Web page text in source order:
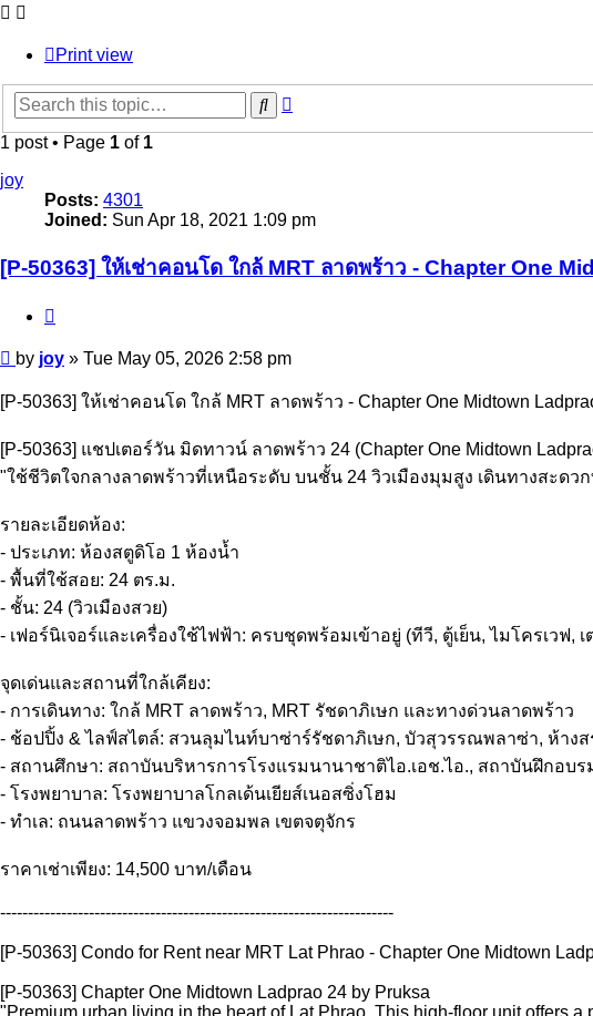
Print view
Search
1 post • Page 1 of 1
joy
Posts: 4301
Joined: Sun Apr 18, 2021 1:09 pm
[P-50363] ให้เช่าคอนโด ใกล้ MRT ลาดพร้าว - Chapter One
Post
by joy » Tue May 05, 2026 2:58 pm
[P-50363] ให้เช่าคอนโด ใกล้ MRT ลาดพร้าว - Chapter One Midtown
[P-50363] แชปเตอร์วัน มิดทาวน์ ลาดพร้าว 24 (Chapter One Midtown
"ใช้ชีวิตใจกลางลาดพร้าวที่เหนือระดับ บนชั้น 24 วิวเมืองมุมสูง เดินทางสะดว
รายละเอียดห้อง:
- ประเภท: ห้องสตูดิโอ 1 ห้องน้ำ
- พื้นที่ใช้สอย: 24 ตร.ม.
- ชั้น: 24 (วิวเมืองสวย)
- เฟอร์นิเจอร์และเครื่องใช้ไฟฟ้า: ครบชุดพร้อมเข้าอยู่ (ทีวี, ตู้เย็น, ไมโครเวฟ,
จุดเด่นและสถานที่ใกล้เคียง:
- การเดินทาง: ใกล้ MRT ลาดพร้าว, MRT รัชดาภิเษก และทางด่วนลาดพร้าว
- ช้อปปิ้ง & ไลฟ์สไตล์: สวนลุมไนท์บาซ่าร์รัชดาภิเษก, บัวสุวรรณพลาซ่า, ห้า
- สถานศึกษา: สถาบันบริหารการโรงแรมนานาชาติไอ.เอช.ไอ., สถาบันฝึกอบร
- โรงพยาบาล: โรงพยาบาลโกลเด้นเยียส์เนอสซิ่งโฮม
- ทำเล: ถนนลาดพร้าว แขวงจอมพล เขตจตุจักร
ราคาเช่าเพียง: 14,500 บาท/เดือน
-----------------------------------------------------------------------
[P-50363] Condo for Rent near MRT Lat Phrao - Chapter One Midtown
[P-50363] Chapter One Midtown Ladprao 24 by Pruksa